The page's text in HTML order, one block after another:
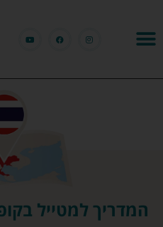
המדריך למטייל בקופיפי